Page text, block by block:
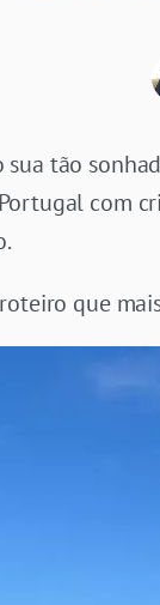
sua tão
com
que